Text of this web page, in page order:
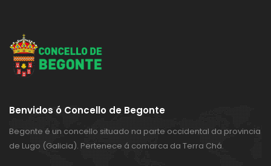
Benvidos ó Concello de Begonte
Begonte é un concello situado na parte occidental da provincia
de Lugo (Galicia). Pertenece á comarca da Terra Chá.